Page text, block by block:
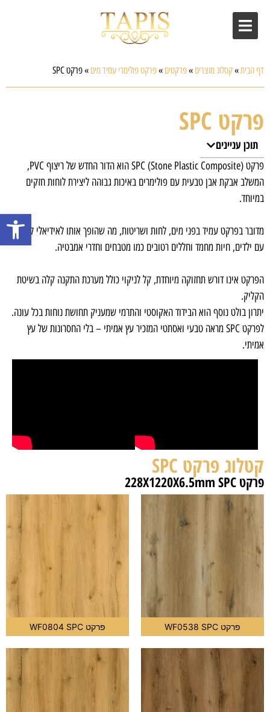
פתח
דף הבית»קטלוג מוצרים »פרקטים »פרקט פולימרי עמיד מים »פרקט SPC
פרקט SPC
תוכן עניינים
פרקט SPC (Stone Plastic Composite) הוא הדור החדש של ריצוף PVC,
המשלב אבקת אבן טבעית עם פולימרים באיכות גבוהה ליצירת לוחות חזקים
במיוחד.
מדובר בפרקט עמיד בפני מים, לחות ושריטות, מה שהופך אותו לאידיאלי לבתים
עם ילדים, חיות מחמד וחללים רטובים כמו מטבחים וחדרי אמבטיה.
הפרקט אינו דורש תחזוקה מיוחדת, קל לניקוי כולל מערכת התקנה קלה בשיטת
הקליק.
יתרון בולט נוסף הוא הבידוד האקוסטי והתרמי שמעניק תחושת נוחות בכל עונה.
לפרקט SPC מראה טבעי ואסתטי המזכיר עץ אמיתי – בלי החסרונות של עץ
אמיתי.
קטלוג פרקט SPC
פרקט 228X1220X6.5mm SPC
פרקט WF0538 SPC פרקט WF0804 SPC